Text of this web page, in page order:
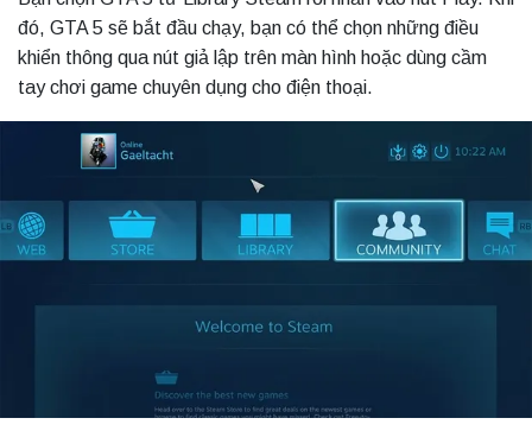
đó, GTA 5 sẽ bắt đầu chạy, bạn có thể chọn những điều
khiển thông qua nút giả lập trên màn hình hoặc dùng cầm
tay chơi game chuyên dụng cho điện thoại.